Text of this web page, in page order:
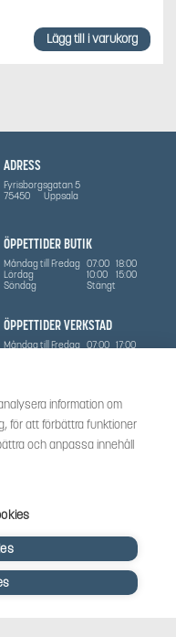
information om
för att förbättra funktioner
och anpassa innehåll
Lägg till i varukorg
ÖPPETTIDER BUTIK
Måndag till Fredag 07:00 18:00
Lördag
10:00
15:00
Söndag
Stängt
ÖPPETTIDER VERKSTAD
Måndag till Fredag 07:00 17:00
ADRESS
Fyrisborgsgatan 5
75450
Uppsala
till Uppsala med omnejd. Vi
BRP:s produktsortiment, gällande